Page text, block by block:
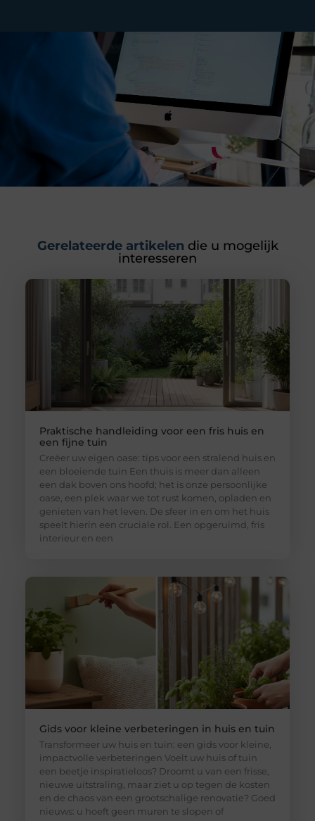
Gerelateerde artikelen die u mogelijk
interesseren
Praktische handleiding voor een fris huis en
een fijne tuin
Creëer uw eigen oase: tips voor een stralend huis en
een bloeiende tuin Een thuis is meer dan alleen
een dak boven ons hoofd; het is onze persoonlijke
oase, een plek waar we tot rust komen, opladen en
genieten van het leven. De sfeer in en om het huis
speelt hierin een cruciale rol. Een opgeruimd, fris
interieur en een
Gids voor kleine verbeteringen in huis en tuin
Transformeer uw huis en tuin: een gids voor kleine,
impactvolle verbeteringen Voelt uw huis of tuin
een beetje inspiratieloos? Droomt u van een frisse,
nieuwe uitstraling, maar ziet u op tegen de kosten
en de chaos van een grootschalige renovatie? Goed
nieuws: u hoeft geen muren te slopen of